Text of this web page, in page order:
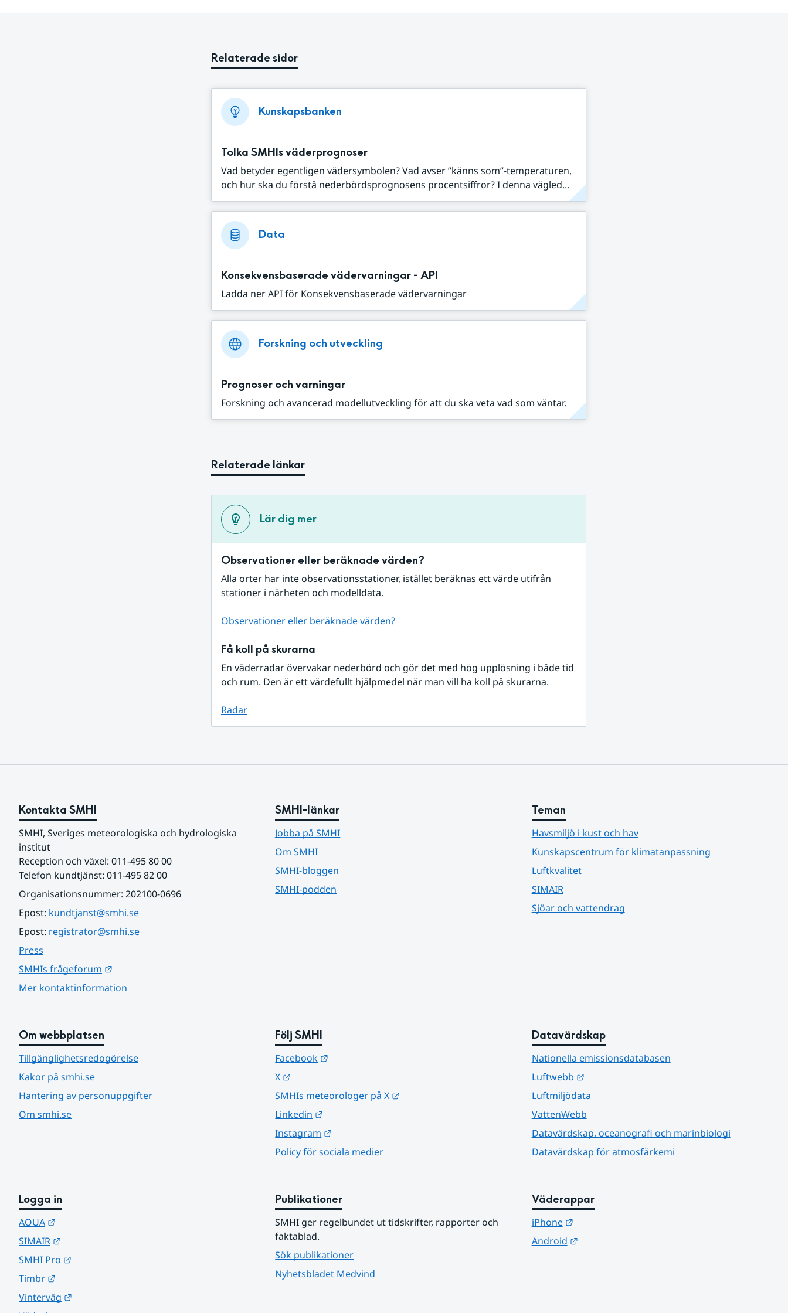
Relaterade sidor
Kunskapsbanken
Tolka SMHIs väderprognoser
Vad betyder egentligen vädersymbolen? Vad avser ”känns som”-temperaturen,
och hur ska du förstå nederbördsprognosens procentsiffror? I denna vägled...
Data
Konsekvensbaserade vädervarningar - API
Ladda ner API för Konsekvensbaserade vädervarningar
Forskning och utveckling
Prognoser och varningar
Forskning och avancerad modellutveckling för att du ska veta vad som väntar.
Relaterade länkar
Lär dig mer
Observationer eller beräknade värden?
Alla orter har inte observationsstationer, istället beräknas ett värde utifrån
stationer i närheten och modelldata.
Observationer eller beräknade värden?
Få koll på skurarna
En väderradar övervakar nederbörd och gör det med hög upplösning i både tid
och rum. Den är ett värdefullt hjälpmedel när man vill ha koll på skurarna.
Radar
Kontakta SMHI
SMHI, Sveriges meteorologiska och hydrologiska
institut
Reception och växel: 011-495 80 00
Telefon kundtjänst: 011-495 82 00
Organisationsnummer: 202100-0696
Epost: kundtjanst@smhi.se
Epost: registrator@smhi.se
Press
SMHIs frågeforum
Mer kontaktinformation
SMHI-länkar
Jobba på SMHI
Om SMHI
SMHI-bloggen
SMHI-podden
Teman
Havsmiljö i kust och hav
Kunskapscentrum för klimatanpassning
Luftkvalitet
SIMAIR
Sjöar och vattendrag
Om webbplatsen
Tillgänglighetsredogörelse
Kakor på smhi.se
Hantering av personuppgifter
Om smhi.se
Följ SMHI
Facebook
X
SMHIs meteorologer på X
Linkedin
Instagram
Policy för sociala medier
Datavärdskap
Nationella emissionsdatabasen
Luftwebb
Länk till annan webbplats.
Luftmiljödata
VattenWebb
Datavärdskap, oceanografi och marinbiologi
Datavärdskap för atmosfärkemi
Logga in
AQUA
SIMAIR
SMHI Pro
Timbr
Vinterväg
Publikationer
SMHI ger regelbundet ut tidskrifter, rapporter och
faktablad.
Sök publikationer
Nyhetsbladet Medvind
Väderappar
iPhone
Länk till annan webbplats.
Android
Länk till annan webbplats.